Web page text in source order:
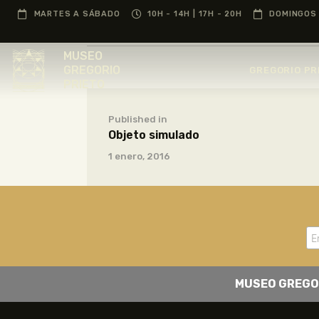
MARTES A SÁBADO 10H - 14H | 17H - 20H
MUSEO
Published in
Objeto simulado
1 enero, 2016
MUSEO